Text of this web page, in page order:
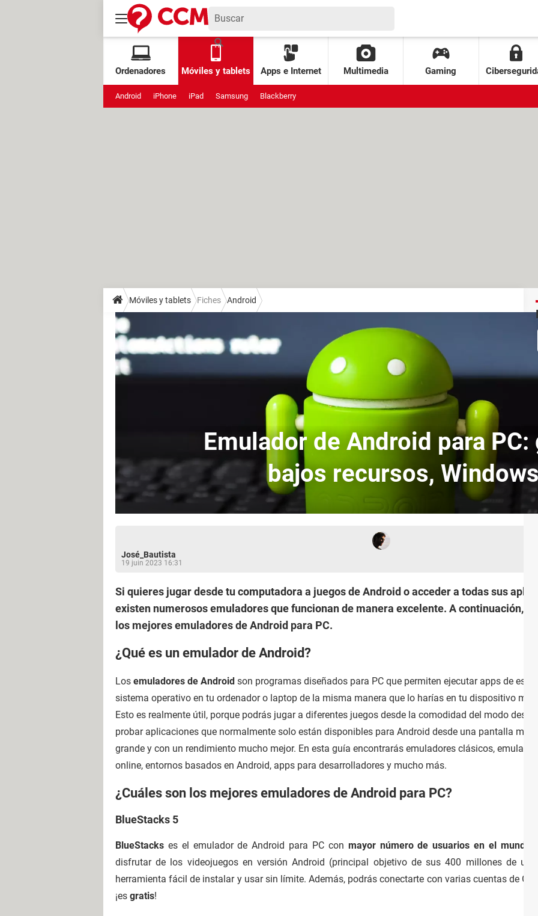
Ordenadores Móviles y tablets Apps e Internet Multimedia Gaming
Android iPhone iPad Samsung Blackberry
Móviles y tablets Fiches Android
Emulador de Android para PC:
bajos recursos,
José_Bautista
19 juin 2023 16:31
Si quieres jugar desde tu computadora a juegos de Android o acceder a todas sus
existen numerosos emuladores que funcionan de manera excelente. A continuación, te
los mejores emuladores de Android para PC.
¿Qué es un emulador de Android?
Los emuladores de Android son programas diseñados para PC que permiten ejecutar apps de ese
sistema operativo en tu ordenador o laptop de la misma manera que lo harías en tu dispositivo móvil.
Esto es realmente útil, porque podrás jugar a diferentes juegos desde la comodidad del modo
probar aplicaciones que normalmente solo están disponibles para Android desde una pantalla más
grande y con un rendimiento mucho mejor. En esta guía encontrarás emuladores clásicos,
online, entornos basados en Android, apps para desarrolladores y mucho más.
¿Cuáles son los mejores emuladores de Android para PC?
BlueStacks 5
BlueStacks es el emulador de Android para PC con mayor número de usuarios en el mundo
disfrutar de los videojuegos en versión Android (principal objetivo de sus 400 millones de
herramienta fácil de instalar y usar sin límite. Además, podrás conectarte con varias cuentas de
¡es gratis!